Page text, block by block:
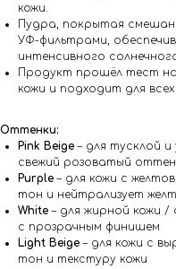
кожи.
Пудра, покрытая
УФ-фильтрами,
интенсивного
Продукт прошёл тест
кожи и подходит для
Оттенки:
Pink Beige – для тусклой
свежий розоватый
Purple– для кожи с
тон и нейтрализует
White– для жирной кожи
с прозрачным финишем
Light Beige – для кожи с
тон и текстуру кожи